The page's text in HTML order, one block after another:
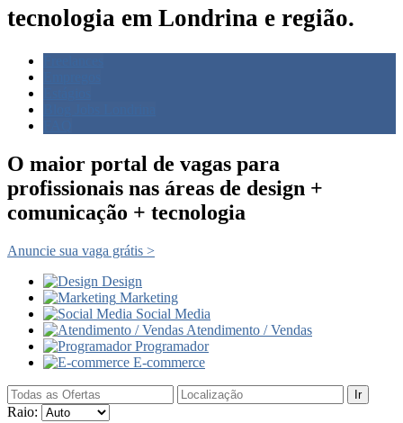
tecnologia em Londrina e região.
O maior portal de vagas para
profissionais nas áreas de design +
comunicação + tecnologia
Anuncie sua vaga grátis >
Design
Marketing
Social Media
Atendimento / Vendas
Programador
E-commerce
Ir
Raio: